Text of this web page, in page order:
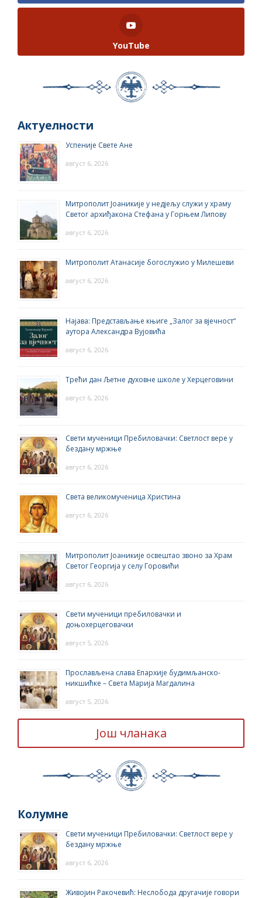
YouTube
Актуелности
Успеније Свете Ане
август 6, 2026
Митрополит Јоаникије у недјељу служи у храму
Светог архиђакона Стефана у Горњем Липову
август 6, 2026
Митрополит Атанасије богослужио у Милешеви
август 6, 2026
Најава: Представљање књиге „Залог за вјечност“
аутора Александра Вујовића
август 6, 2026
Трећи дан Љетне духовне школе у Херцеговини
август 6, 2026
Свети мученици Пребиловачки: Светлост вере у
бездану мржње
август 6, 2026
Света великомученица Христина
август 6, 2026
Митрополит Јоаникије освештао звоно за Храм
Светог Георгија у селу Горовићи
август 6, 2026
Свети мученици пребиловачки и
доњохерцеговачки
август 5, 2026
Прослављена слава Епархије будимљанско-
никшићке – Света Марија Магдалина
август 5, 2026
Још чланака
Колумне
Свети мученици Пребиловачки: Светлост вере у
бездану мржње
август 6, 2026
Живојин Ракочевић: Неслобода другачије говори